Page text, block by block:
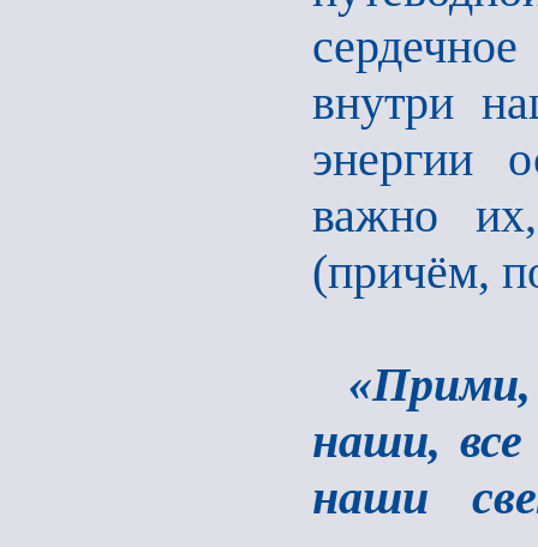
внутри
энергии
важно
(причём,
наши, все
наши